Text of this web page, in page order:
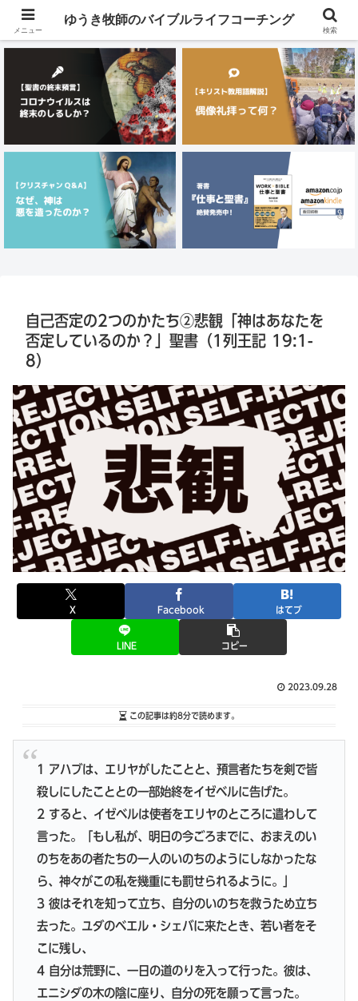
メニュー
自己否定の2つのかたち②悲観「神はあなたを
否定しているのか？」聖書（1列王記 19:1-
8）
X Facebook はてブ
LINE コピー
2023.09.28
この記事は約8分で読めます。
1 アハブは、エリヤがしたことと、預言者たちを剣で皆
殺しにしたこととの一部始終をイゼベルに告げた。
2 すると、イゼベルは使者をエリヤのところに遣わして
言った。「もし私が、明日の今ごろまでに、おまえのい
のちをあの者たちの一人のいのちのようにしなかったな
ら、神々がこの私を幾重にも罰せられるように。」
3 彼はそれを知って立ち、自分のいのちを救うため立ち
去った。ユダのベエル・シェバに来たとき、若い者をそ
こに残し、
4 自分は荒野に、一日の道のりを入って行った。彼は、
エニシダの木の陰に座り、自分の死を願って言った。
メニュー
ゆうき牧師のバイブルライフコーチング
検索